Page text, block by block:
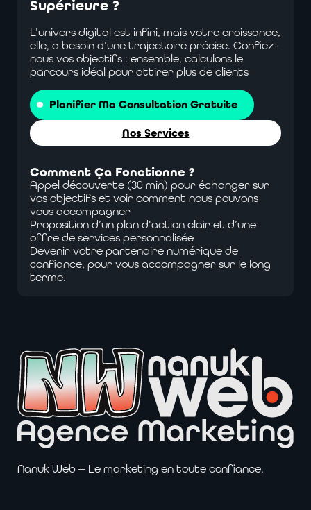
Supérieure ?
L’univers digital est infini, mais votre croissance,
elle, a besoin d’une trajectoire précise. Confiez-
nous vos objectifs : ensemble, calculons le
parcours idéal pour attirer plus de clients
Planifier Ma Consultation Gratuite
Nos Services
Comment Ça Fonctionne ?
Appel découverte (30 min) pour échanger sur
vos objectifs et voir comment nous pouvons
vous accompagner
Proposition d’un plan d'action clair et d’une
offre de services personnalisée
Devenir votre partenaire numérique de
confiance, pour vous accompagner sur le long
terme.
Nanuk Web — Le marketing en toute confiance.